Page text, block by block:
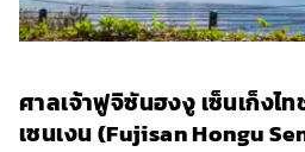
ศาลเจ้าฟูจิซันฮงงู เซ็นเก็งไ
เซนเงน (Fujisan Hongu